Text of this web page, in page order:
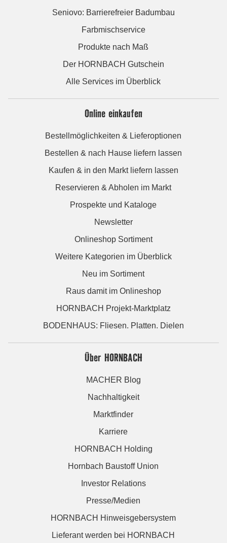
Seniovo: Barrierefreier Badumbau
Farbmischservice
Produkte nach Maß
Der HORNBACH Gutschein
Alle Services im Überblick
Online einkaufen
Bestellmöglichkeiten & Lieferoptionen
Bestellen & nach Hause liefern lassen
Kaufen & in den Markt liefern lassen
Reservieren & Abholen im Markt
Prospekte und Kataloge
Newsletter
Onlineshop Sortiment
Weitere Kategorien im Überblick
Neu im Sortiment
Raus damit im Onlineshop
HORNBACH Projekt-Marktplatz
BODENHAUS: Fliesen. Platten. Dielen
Über HORNBACH
MACHER Blog
Nachhaltigkeit
Marktfinder
Karriere
HORNBACH Holding
Hornbach Baustoff Union
Investor Relations
Presse/Medien
HORNBACH Hinweisgebersystem
Lieferant werden bei HORNBACH